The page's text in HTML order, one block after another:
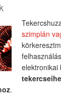
szimplán
elektronikai
.